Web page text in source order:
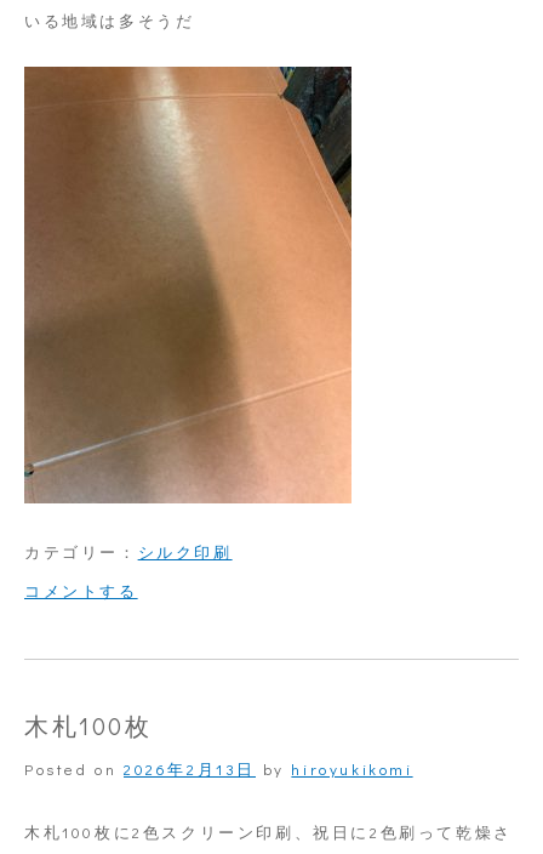
いる地域は多そうだ
カテゴリー： シルク印刷
コメントする
の
う
な
製
木札100枚
Posted on 2026年2月13日 by hiroyukikomi
木札100枚に2色スクリーン印刷、祝日に2色刷って乾燥さ